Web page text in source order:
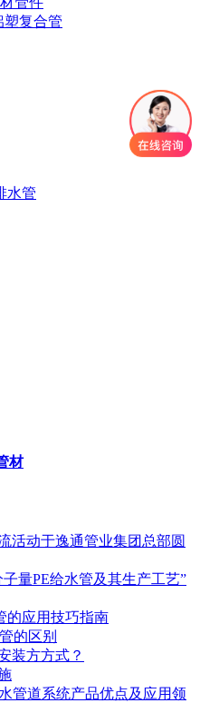
塑复合管
材
活动于逸通管业集团总部圆
量PE给水管及其生产工艺”
的应用技巧指南
的区别
装方方式？
管道系统产品优点及应用领